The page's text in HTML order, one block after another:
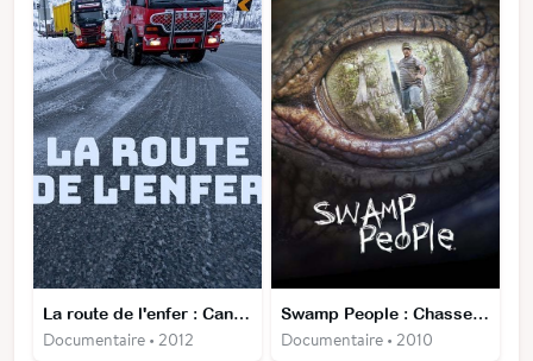
La route de l'enfer : Canada
Documentaire • 2012
Swamp People : Chasseurs de crocos
Documentaire • 2010